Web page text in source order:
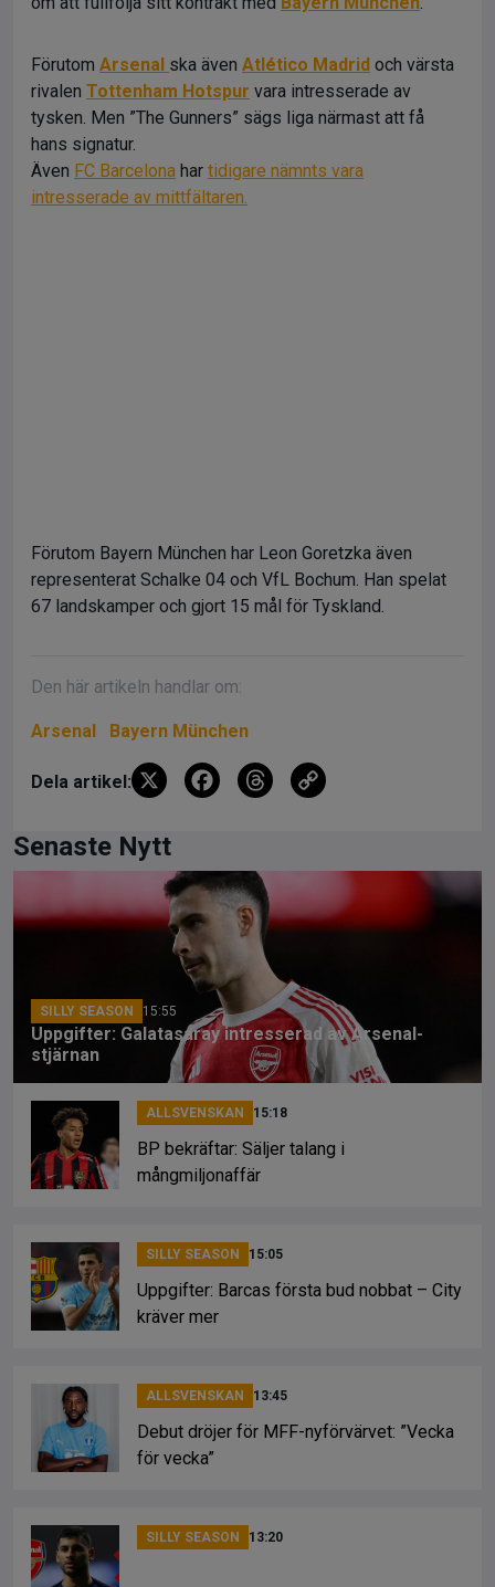
Förutom Arsenal ska även Atlético Madrid och värsta
rivalen Tottenham Hotspur vara intresserade av
tysken. Men ”The Gunners” sägs liga närmast att få
hans signatur.
Även FC Barcelona har tidigare nämnts vara
intresserade av mittfältaren.
Förutom Bayern München har Leon Goretzka även
representerat Schalke 04 och VfL Bochum. Han spelat
67 landskamper och gjort 15 mål för Tyskland.
Den här artikeln handlar om:
Arsenal Bayern München
Dela artikel: X
F
b
o
o
k
T
a
d
n
Senaste Nytt
SILLY SEASON 15:55
Uppgifter: Galatasaray intresserad av Arsenal-
stjärnan
ALLSVENSKAN 15:18
BP bekräftar: Säljer talang i
mångmiljonaffär
SILLY SEASON 15:05
Uppgifter: Barcas första bud nobbat – City
kräver mer
ALLSVENSKAN 13:45
Debut dröjer för MFF-nyförvärvet: ”Vecka
för vecka”
SILLY SEASON 13:20